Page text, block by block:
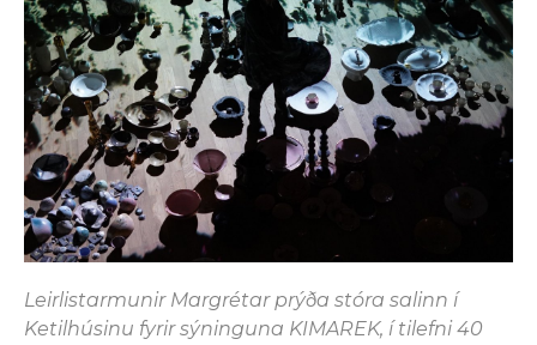
Leirlistarmunir Margrétar prýða stóra salinn í
Ketilhúsinu fyrir sýninguna KIMAREK, í tilefni 40